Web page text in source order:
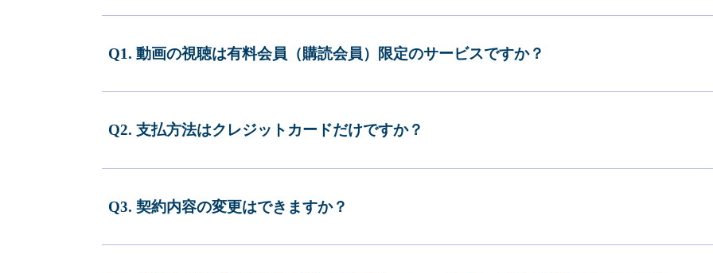
Q1. 動画の視聴は有料会員（購読会員）限定のサービスですか？
Q2. 支払方法はクレジットカードだけですか？
Q3. 契約内容の変更はできますか？